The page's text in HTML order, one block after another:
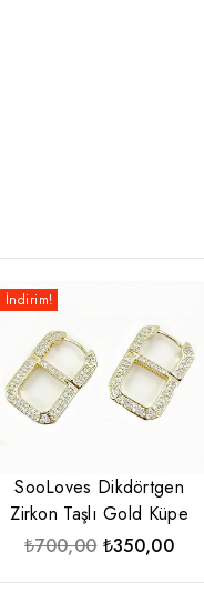
İndirim!
SooLoves Dikdörtgen
Zirkon Taşlı Gold Küpe
₺700,00 Orijinal
₺350,00Şu